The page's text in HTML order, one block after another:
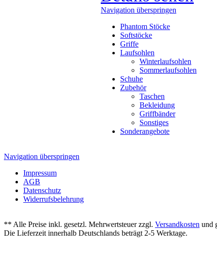
Navigation überspringen
Phantom Stöcke
Softstöcke
Griffe
Laufsohlen
Winterlaufsohlen
Sommerlaufsohlen
Schuhe
Zubehör
Taschen
Bekleidung
Griffbänder
Sonstiges
Sonderangebote
Navigation überspringen
Impressum
AGB
Datenschutz
Widerrufsbelehrung
** Alle Preise inkl. gesetzl. Mehrwertsteuer zzgl. Versandkosten und
Die Lieferzeit innerhalb Deutschlands beträgt 2-5 Werktage.